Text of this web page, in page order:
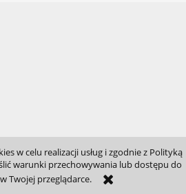
w celu realizacji usług i zgodnie z Polityką
warunki przechowywania lub dostępu do
Twojej przeglądarce.